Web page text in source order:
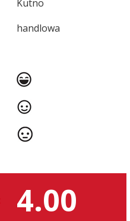
Kutno
handlowa
4.00